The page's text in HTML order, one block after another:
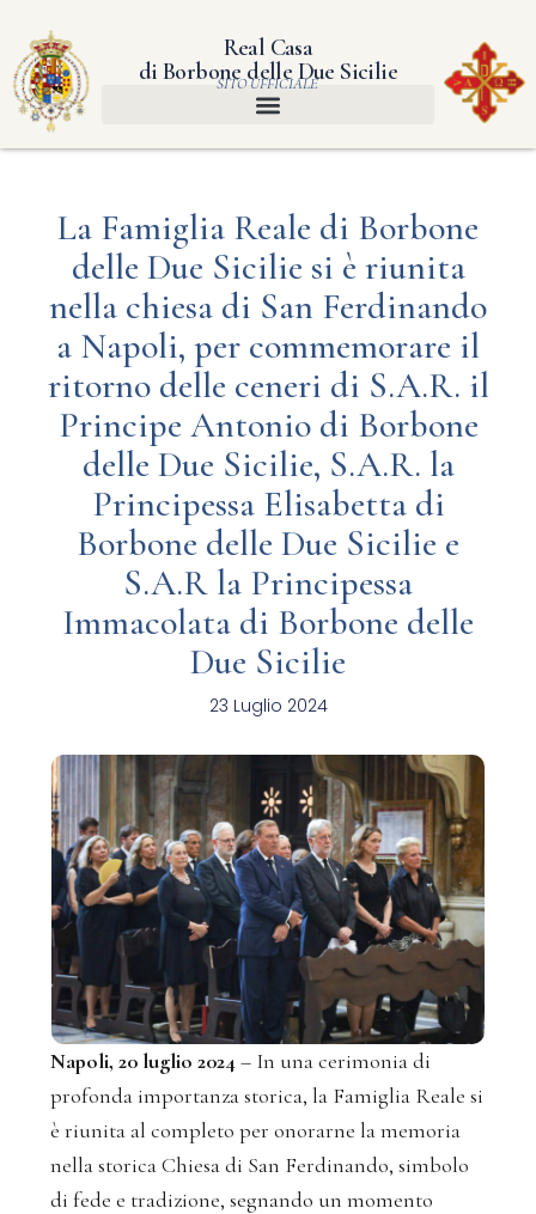
Real Casa
di Borbone delle Due Sicilie
SITO UFFICIALE
La Famiglia Reale di Borbone
delle Due Sicilie si è riunita
nella chiesa di San Ferdinando
a Napoli, per commemorare il
ritorno delle ceneri di S.A.R. il
Principe Antonio di Borbone
delle Due Sicilie, S.A.R. la
Principessa Elisabetta di
Borbone delle Due Sicilie e
S.A.R la Principessa
Immacolata di Borbone delle
Due Sicilie
23 Luglio 2024
Napoli, 20 luglio 2024– In una cerimonia di
profonda importanza storica, la Famiglia Reale si
è riunita al completo per onorarne la memoria
nella storica Chiesa di San Ferdinando, simbolo
di fede e tradizione, segnando un momento